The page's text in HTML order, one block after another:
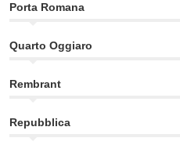
Porta Romana
Quarto Oggiaro
Rembrant
Repubblica